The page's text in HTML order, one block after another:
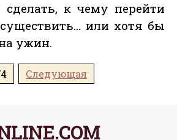
к чему перейти
или хотя бы
ужин.
Следующая